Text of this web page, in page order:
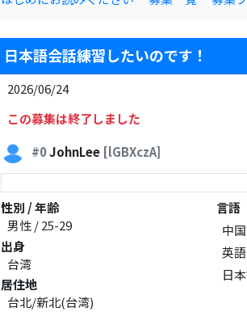
日本語会話練習したいのです！
2026/06/24
この募集は終了しました
#0JohnLee [lGBXczA]
性別 / 年齢
男性 / 25-29
出身
台湾
居住地
台北/新北(台湾)
言語
中
英
日